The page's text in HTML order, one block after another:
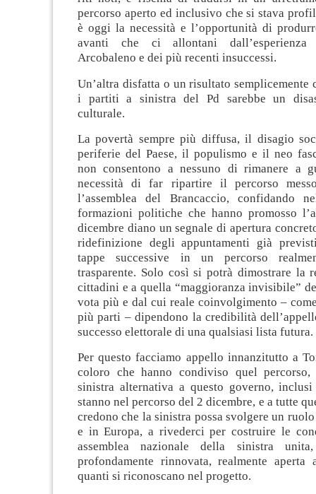
percorso aperto ed inclusivo che si stava
è oggi la necessità e l’opportunità di
avanti che ci allontani dall’esperienza
Arcobaleno e dei più recenti insuccessi.
Un’altra disfatta o un risultato semplicemente
i partiti a sinistra del Pd sarebbe un
culturale.
La povertà sempre più diffusa, il disagio
periferie del Paese, il populismo e il neo
non consentono a nessuno di rimanere a
necessità di far ripartire il percorso
l’assemblea del Brancaccio, confidando
formazioni politiche che hanno promosso
dicembre diano un segnale di apertura
ridefinizione degli appuntamenti già
tappe successive in un percorso
trasparente. Solo così si potrà dimostrare la
cittadini e a quella “maggioranza invisibile”
vota più e dal cui reale coinvolgimento –
più parti – dipendono la credibilità
successo elettorale di una qualsiasi lista futura.
Per questo facciamo appello innanzitutto a
coloro che hanno condiviso quel
sinistra alternativa a questo governo,
stanno nel percorso del 2 dicembre, e a tutte
credono che la sinistra possa svolgere un ruolo
e in Europa, a rivederci per costruire le
assemblea nazionale della sinistra
profondamente rinnovata, realmente
quanti si riconoscano nel progetto.